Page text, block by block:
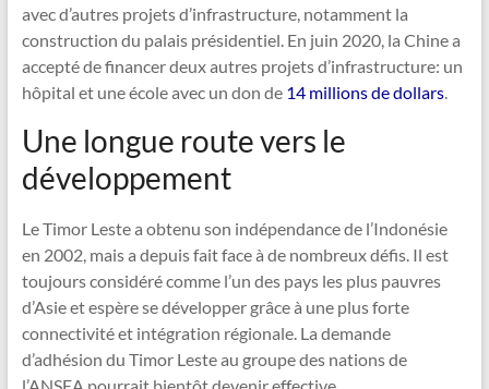
avec d’autres projets d’infrastructure, notamment la
construction du palais présidentiel. En juin 2020, la Chine a
accepté de financer deux autres projets d’infrastructure: un
hôpital et une école avec un don de 14 millions de dollars.
Une longue route vers le
développement
Le Timor Leste a obtenu son indépendance de l’Indonésie
en 2002, mais a depuis fait face à de nombreux défis. Il est
toujours considéré comme l’un des pays les plus pauvres
d’Asie et espère se développer grâce à une plus forte
connectivité et intégration régionale. La demande
d’adhésion du Timor Leste au groupe des nations de